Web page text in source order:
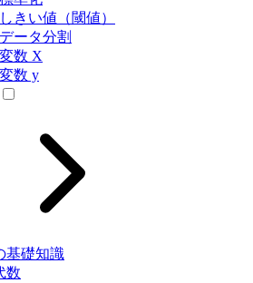
しきい値（閾値）
データ分割
変数 X
変数 y
基礎知識
数